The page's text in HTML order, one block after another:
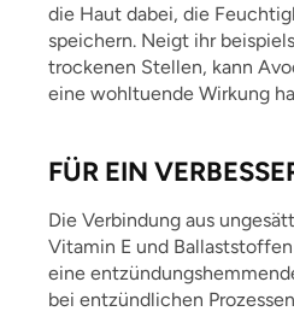
die Haut dabei, die
speichern. Neigt ihr
trockenen Stellen, kann
eine wohltuende Wirkung
FÜR EIN
Die Verbindung aus
Vitamin E und
eine
bei entzündlichen